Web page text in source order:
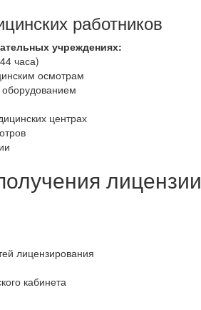
работников
учреждениях:
часа)
осмотрам
центрах
лицензии
лицензирования
кабинета